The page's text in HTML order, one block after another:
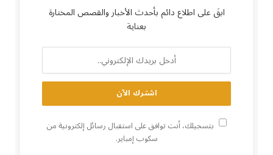
ابقَ على اطلاع دائم بأحدث الأخبار والقصص المختارة
بعناية
بتسجيلك، أنت توافق على استقبال رسائل إلكترونية من
سكوب إمباير.